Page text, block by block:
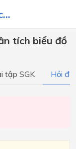
tích biểu đồ
tập SGK Hỏi